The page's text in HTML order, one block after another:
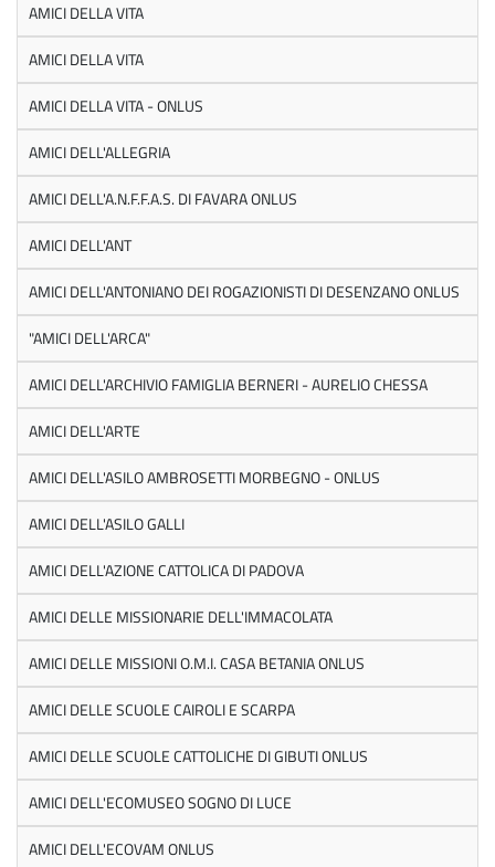
AMICI DELLA VITA
AMICI DELLA VITA
AMICI DELLA VITA - ONLUS
AMICI DELL'ALLEGRIA
AMICI DELL'A.N.F.F.A.S. DI FAVARA ONLUS
AMICI DELL'ANT
AMICI DELL'ANTONIANO DEI ROGAZIONISTI DI DESENZANO ONLUS
"AMICI DELL'ARCA"
AMICI DELL'ARCHIVIO FAMIGLIA BERNERI - AURELIO CHESSA
AMICI DELL'ARTE
AMICI DELL'ASILO AMBROSETTI MORBEGNO - ONLUS
AMICI DELL'ASILO GALLI
AMICI DELL'AZIONE CATTOLICA DI PADOVA
AMICI DELLE MISSIONARIE DELL'IMMACOLATA
AMICI DELLE MISSIONI O.M.I. CASA BETANIA ONLUS
AMICI DELLE SCUOLE CAIROLI E SCARPA
AMICI DELLE SCUOLE CATTOLICHE DI GIBUTI ONLUS
AMICI DELL'ECOMUSEO SOGNO DI LUCE
AMICI DELL'ECOVAM ONLUS